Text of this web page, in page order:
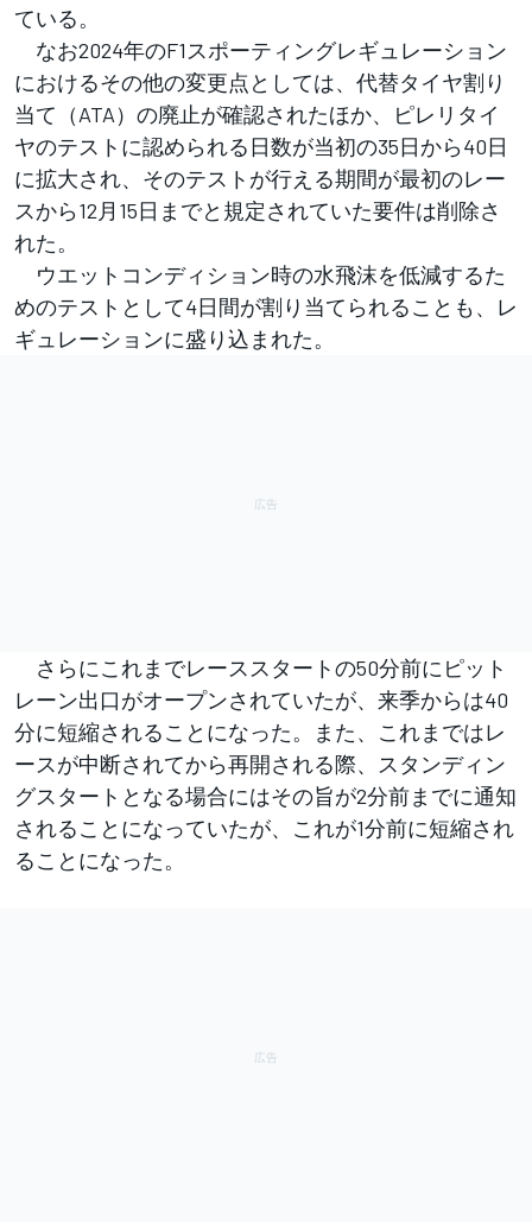
ている。
なお2024年のF1スポーティングレギュレーション
におけるその他の変更点としては、代替タイヤ割り
当て（ATA）の廃止が確認されたほか、ピレリタイ
ヤのテストに認められる日数が当初の35日から40日
に拡大され、そのテストが行える期間が最初のレー
スから12月15日までと規定されていた要件は削除さ
れた。
ウエットコンディション時の水飛沫を低減するた
めのテストとして4日間が割り当てられることも、レ
ギュレーションに盛り込まれた。
さらにこれまでレーススタートの50分前にピット
レーン出口がオープンされていたが、来季からは40
分に短縮されることになった。また、これまではレ
ースが中断されてから再開される際、スタンディン
グスタートとなる場合にはその旨が2分前までに通知
されることになっていたが、これが1分前に短縮され
ることになった。